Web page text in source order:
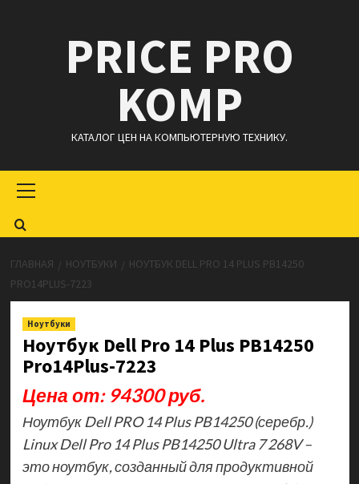
содержимомуPRICE PRO
KOMP
КАТАЛОГ ЦЕН НА КОМПЬЮТЕРНУЮ ТЕХНИКУ.
меню
ГЛАВНАЯ НОУТБУКИ
НОУТБУК DELL PRO 14 PLUS PB14250
PRO14PLUS-7223
Ноутбуки
Ноутбук Dell Pro 14 Plus PB14250
Pro14Plus-7223
Цена от: 94300 руб.
Ноутбук Dell PRO 14 Plus PB14250 (серебр.)
Linux Dell Pro 14 Plus PB14250 Ultra 7 268V –
это ноутбук, созданный для продуктивной